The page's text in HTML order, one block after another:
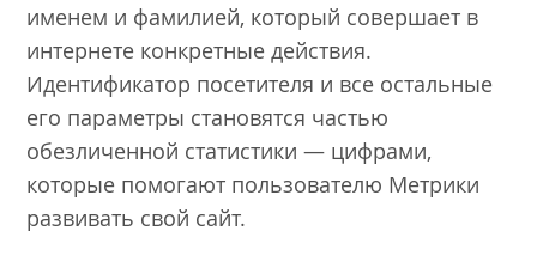
именем и фамилией, который совершает в
интернете конкретные действия.
Идентификатор посетителя и все остальные
его параметры становятся частью
обезличенной статистики — цифрами,
которые помогают пользователю Метрики
развивать свой сайт.